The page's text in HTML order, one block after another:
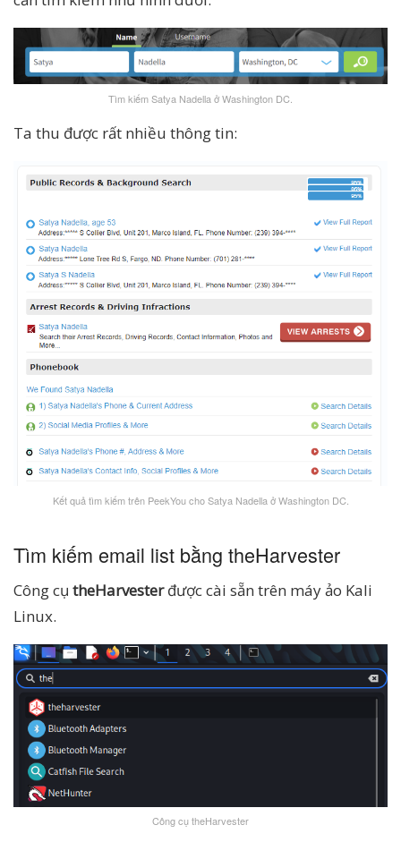
Tìm kiếm Satya Nadella ở Washington DC.
Ta thu được rất nhiều thông tin:
Kết quả tìm kiếm trên PeekYou cho Satya Nadella ở Washington DC.
Tìm kiếm email list bằng theHarvester
Công cụ theHarvesterđược cài sẵn trên máy ảo Kali
Linux.
Công cụ theHarvester